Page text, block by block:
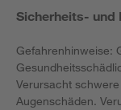
Sicherheits- und
Gefahrenhinweise:
Verursacht
Augenschäden.